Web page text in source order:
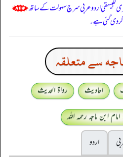
للبيهقي اردو عربی سرچ سہولت کے ساتھ
دی گئی ہے۔
سے متعلقہ
احادیث
رواۃ الحدیث
ابن ماجہ رحمہ اللہ
اردو